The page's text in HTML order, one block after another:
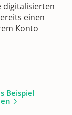
digitalisierten
einen
Konto
Beispiel